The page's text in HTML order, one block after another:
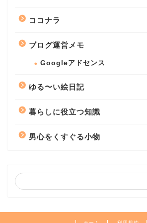
ココナラ
ブログ運営メモ
Googleアドセンス
ゆる〜い絵日記
暮らしに役立つ知識
男心をくすぐる小物